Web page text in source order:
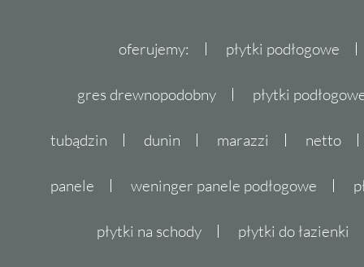
oferujemy: płytki podłogowe
gres drewnopodobny płytki
tubądzin dunin marazzi netto
panele weninger panele podłogowe
płytki na schody płytki do łazienki